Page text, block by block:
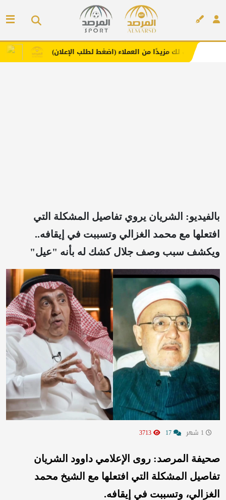
مفارش مزيدًا من العملاء (اضغط لطلب الإعلان)
بالفيديو: الشريان يروي تفاصيل المشكلة التي
افتعلها مع محمد الغزالي وتسببت في إيقافه..
ويكشف سبب وصف جلال كشك له بأنه "عيل"
صحيفة المرصد: روى الإعلامي داوود الشريان
تفاصيل المشكلة التي افتعلها مع الشيخ محمد
الغزالي، وتسببت في إيقافه.